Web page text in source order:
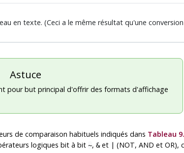
en texte. (Ceci a le même résultat qu'une
Astuce
pour but principal d'offrir des formats d'affichage
de comparaison habituels indiqués dans Tableau
logiques bit à bit ~, &et
(NOT, AND et OR),